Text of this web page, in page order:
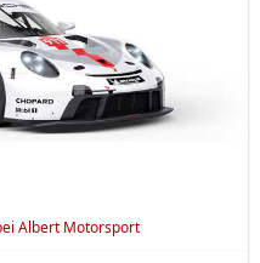
Albert Motorsport